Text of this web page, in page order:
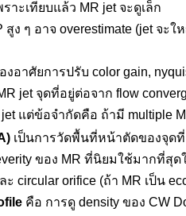
าะเทียบแล้ว MR jet จะดูเล็ก
สูง ๆ อาจ overestimate (jet จะใ
อาศัยการปรับ color gain,
jet จุดที่อยู่ต่อจาก flow
แต่ข้อจำกัดคือ ถ้ามี multiple
เป็นการวัดพื้นที่หน้าตัดของจุดที่
ของ MR ที่นิยมใช้มากที่สุ
circular orifice (ถ้า MR เป็น
คือ การดู density ของ CW